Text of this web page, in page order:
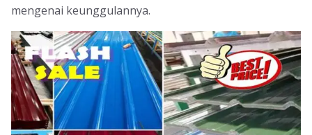
mengenai keunggulannya.